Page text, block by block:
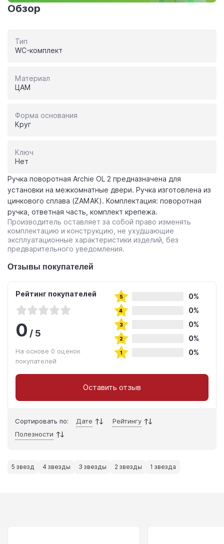
Обзор
Тип
WC-комплект
Материал
ЦАМ
Форма основания
Круг
Ключ
Нет
Ручка поворотная Archie OL 2 предназначена для
установки на межкомнатные двери. Ручка изготовлена из
цинкового сплава (ZAMAK). Комплектация: поворотная
ручка, ответная часть, комплект крепежа.
Производитель оставляет за собой право изменять
комплектацию и конструкцию, не ухудшающие
эксплуатационные характеристики изделий, без
предварительного уведомления.
Отзывы покупателей
Рейтинг покупателей
0/5
На основе 0 оценок
покупателей
0%
0%
0%
0%
0%
Оставить отзыв
Сортировать по: Дате
Рейтингу
Полезности
5 звезд 4 звезды 3 звезды 2 звезды 1 звезда